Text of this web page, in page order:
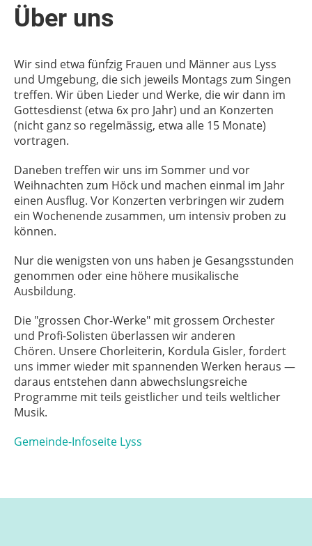
Über uns
Wir sind etwa fünfzig Frauen und Männer aus Lyss
und Umgebung, die sich jeweils Montags zum Singen
treffen. Wir üben Lieder und Werke, die wir dann im
Gottesdienst (etwa 6x pro Jahr) und an Konzerten
(nicht ganz so regelmässig, etwa alle 15 Monate)
vortragen.
Daneben treffen wir uns im Sommer und vor
Weihnachten zum Höck und machen einmal im Jahr
einen Ausflug. Vor Konzerten verbringen wir zudem
ein Wochenende zusammen, um intensiv proben zu
können.
Nur die wenigsten von uns haben je Gesangsstunden
genommen oder eine höhere musikalische
Ausbildung.
Die "grossen Chor-Werke" mit grossem Orchester
und Profi-Solisten überlassen wir anderen
Chören. Unsere Chorleiterin, Kordula Gisler, fordert
uns immer wieder mit spannenden Werken heraus —
daraus entstehen dann abwechslungsreiche
Programme mit teils geistlicher und teils weltlicher
Musik.
Gemeinde-Infoseite Lyss